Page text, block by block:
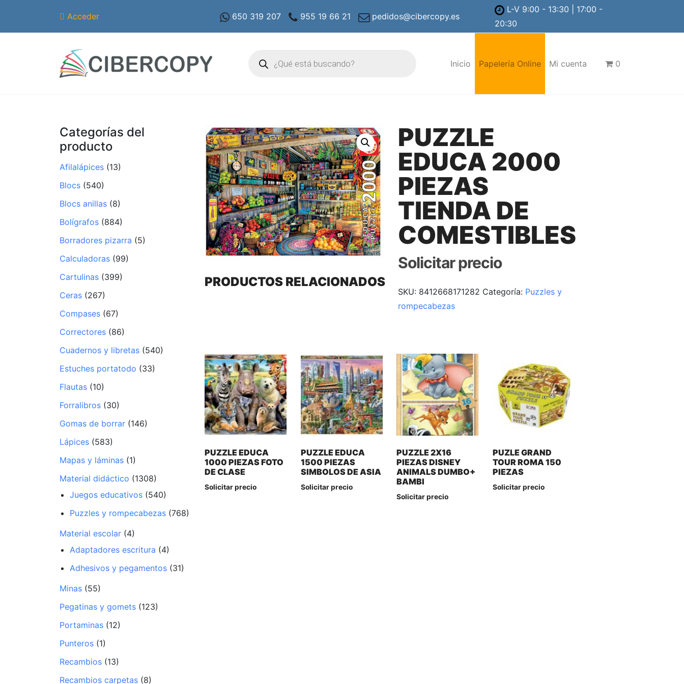
Acceder 650 319 207 955 19 66 21 pedidos@cibercopy.es
L-V 9:00 - 13:30 | 17:00 -
20:30
productos
Inicio Papelería Online Mi cuenta 0
Categorías del
producto
Afilalápices (13)
Blocs (540)
Blocs anillas (8)
Bolígrafos (884)
Borradores pizarra (5)
Calculadoras (99)
Cartulinas (399)
Ceras (267)
Compases (67)
Correctores (86)
Cuadernos y libretas (540)
Estuches portatodo (33)
Flautas (10)
Forralibros (30)
Gomas de borrar (146)
Lápices (583)
Mapas y láminas (1)
Material didáctico (1308)
Juegos educativos (540)
Puzzles y rompecabezas (768)
Material escolar (4)
Adaptadores escritura (4)
Adhesivos y pegamentos (31)
Minas (55)
Pegatinas y gomets (123)
Portaminas (12)
Punteros (1)
Recambios (13)
Recambios carpetas (8)
PUZZLE
EDUCA 2000
PIEZAS
TIENDA DE
COMESTIBLES
Solicitar precio
SKU: 8412668171282 Categoría: Puzzles y
rompecabezas
PRODUCTOS RELACIONADOS
PUZZLE EDUCA
1000 PIEZAS FOTO
DE CLASE
Solicitar precio
PUZZLE EDUCA
1500 PIEZAS
SIMBOLOS DE ASIA
Solicitar precio
PUZZLE 2X16
PIEZAS DISNEY
ANIMALS DUMBO+
BAMBI
Solicitar precio
PUZLE GRAND
TOUR ROMA 150
PIEZAS
Solicitar precio